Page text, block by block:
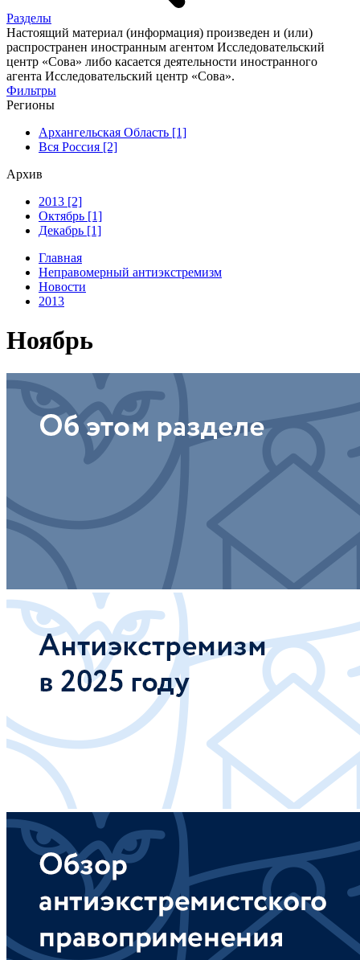
Разделы
Настоящий материал (информация) произведен и (или)
распространен иностранным агентом Исследовательский
центр «Сова» либо касается деятельности иностранного
агента Исследовательский центр «Сова».
Фильтры
Регионы
Архангельская Область [1]
Вся Россия [2]
Архив
2013 [2]
Октябрь [1]
Декабрь [1]
Главная
Неправомерный антиэкстремизм
Новости
2013
Ноябрь